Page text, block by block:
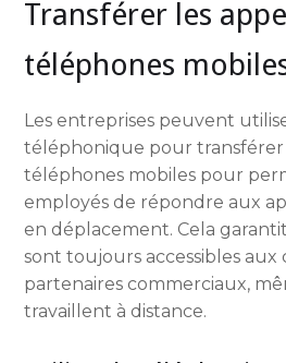
Transférer les
téléphones
Les entreprises peuvent
téléphonique pour transférer
téléphones mobiles pour
employés de répondre aux
en déplacement. Cela
sont toujours accessibles aux
partenaires commerciaux,
travaillent à distance.